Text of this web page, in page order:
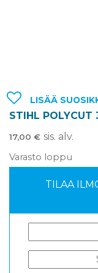
LISÄÄ
STIHL POLYCUT
17,00 € sis. alv.
Varasto loppu
TILAA